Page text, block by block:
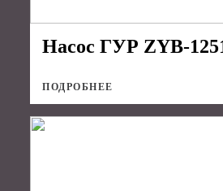
Насос ГУР ZYB-
ПОДРОБНЕЕ